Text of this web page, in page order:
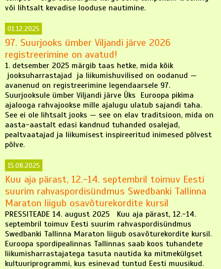
või lihtsalt kevadise looduse nautimine.
01.12.2025
97. Suurjooks ümber Viljandi järve 2026
registreerimine on avatud!
1. detsember 2025 märgib taas hetke, mida kõik
jooksuharrastajad ja liikumishuvilised on oodanud —
avanenud on registreerimine legendaarsele 97.
Suurjooksule ümber Viljandi järve Üks Euroopa pikima
ajalooga rahvajookse mille ajalugu ulatub sajandi taha.
See ei ole lihtsalt jooks — see on elav traditsioon, mida on
aasta-aastalt edasi kandnud tuhanded osalejad,
pealtvaatajad ja liikumisest inspireeritud inimesed põlvest
põlve.
15.08.2025
Kuu aja pärast, 12.-14. septembril toimuv Eesti
suurim rahvaspordisündmus Swedbanki Tallinna
Maraton liigub osavõturekordite kursil
PRESSITEADE 14. august 2025 Kuu aja pärast, 12.-14.
septembril toimuv Eesti suurim rahvaspordisündmus
Swedbanki Tallinna Maraton liigub osavõturekordite kursil.
Euroopa spordipealinnas Tallinnas saab koos tuhandete
liikumisharrastajatega tasuta nautida ka mitmekülgset
kultuuriprogrammi, kus esinevad tuntud Eesti muusikud.